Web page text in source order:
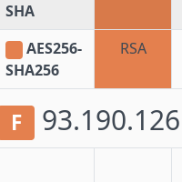
SHA
AES256-
SHA256
RSA
F